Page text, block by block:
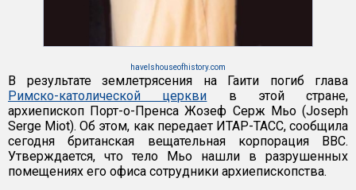
havelshouseofhistory.com
В результате землетрясения на Гаити погиб глава
Римско-католической церкви в этой стране,
архиепископ Порт-о-Пренса Жозеф Серж Мьо (Joseph
Serge Miot). Об этом, как передает ИТАР-ТАСС, сообщила
сегодня британская вещательная корпорация BBC.
Утверждается, что тело Мьо нашли в разрушенных
помещениях его офиса сотрудники архиепископства.